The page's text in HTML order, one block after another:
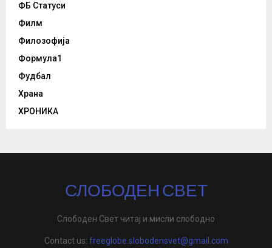
ФБ Статуси
Филм
Филозофија
Формула1
Фудбал
Храна
ХРОНИКА
СЛОБОДЕН СВЕТ
Слободен Свет читај и мисли слободно
Contact us: freeglobe.slobodensvet@gmail.com